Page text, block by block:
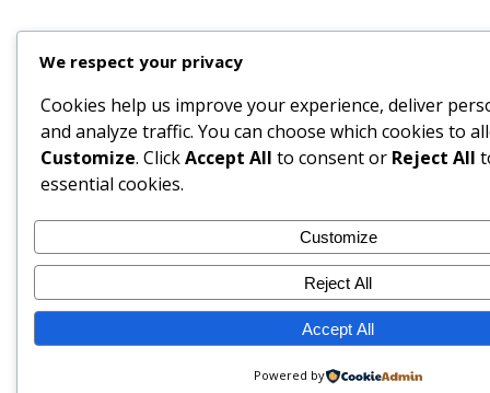
We respect your privacy
Cookies help us improve your experience, deliver
and analyze traffic. You can choose which cookies to
Customize. ClickAccept All to consent or Reject All
essential cookies.
Customize
Reject All
Accept All
Powered by